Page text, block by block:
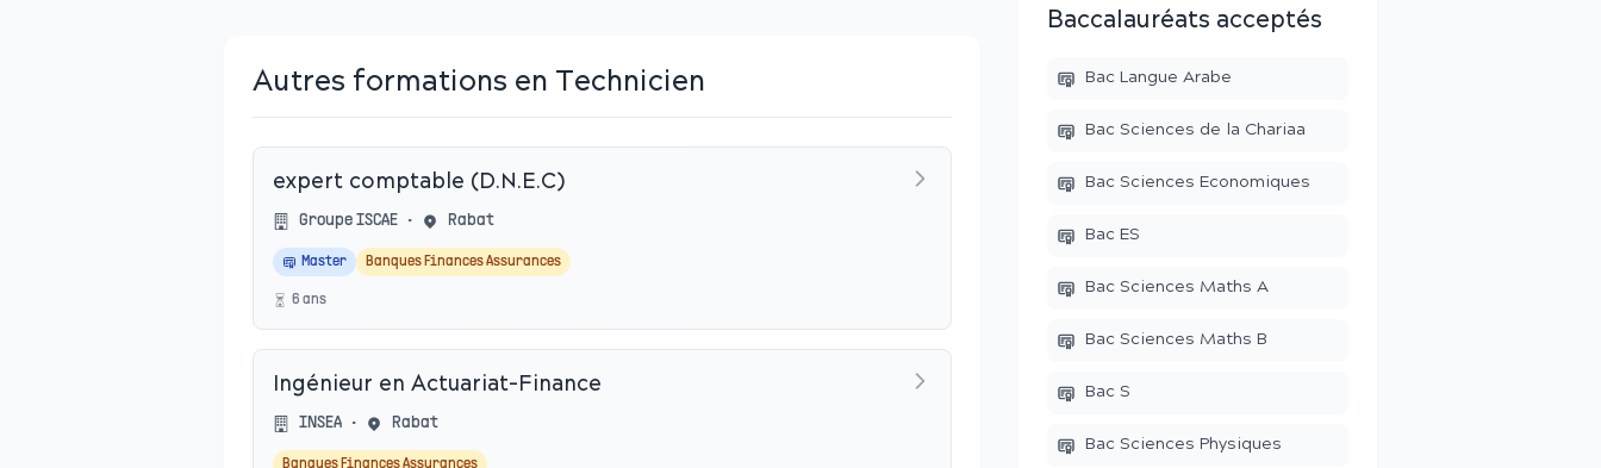
Autres formations en Technicien
expert comptable (D.N.E.C)
Groupe ISCAE • Rabat
Master Banques Finances Assurances
6 ans
Ingénieur en Actuariat-Finance
INSEA • Rabat
Banques Finances Assurances
Baccalauréats acceptés
Bac Langue Arabe
Bac Sciences de la Chariaa
Bac Sciences Economiques
Bac ES
Bac Sciences Maths A
Bac Sciences Maths B
Bac S
Bac Sciences Physiques